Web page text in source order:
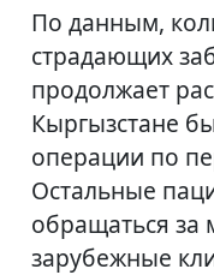
По данным,
страдающих
продолжает
Кыргызстане
операции по
Остальные
обращаться
зарубежные